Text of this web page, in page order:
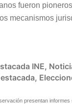
fueron
mecanismos
INE,
,